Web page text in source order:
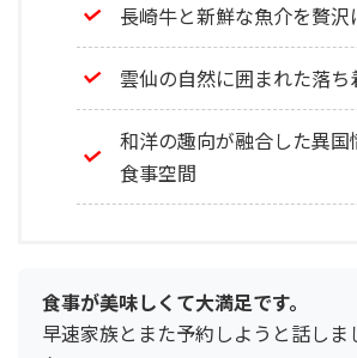
長崎牛と新鮮な魚介を贅
雲仙の自然に囲まれた落ち
和洋の趣向が融合した異国
食事空間
食事が美味しくて大満足です。
早速家族とまた予約しようと話しま